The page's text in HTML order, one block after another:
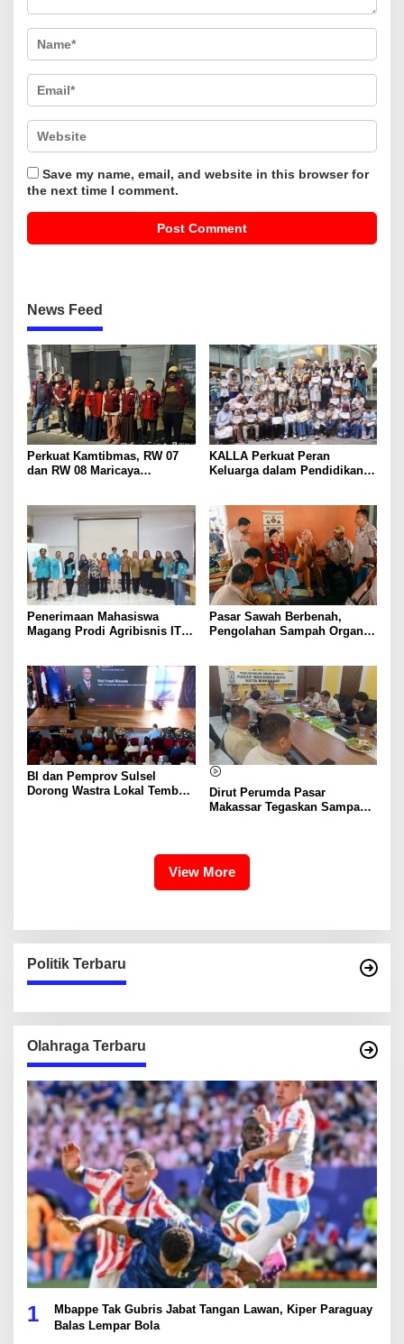
Save my name, email, and website in this browser for
the next time I comment.
News Feed
Perkuat Kamtibmas, RW 07
dan RW 08 Maricaya
KALLA Perkuat Peran
Keluarga dalam Pendidikan
Penerimaan Mahasiswa
Magang Prodi Agribisnis ITP
Program MBKM
Pasar Sawah Berbenah,
Pengolahan Sampah Organik
BI dan Pemprov Sulsel
Dorong Wastra Lokal Tembus
Dirut Perumda Pasar
Makassar Tegaskan Sampah
View More
Politik Terbaru
Olahraga Terbaru
1
Mbappe Tak Gubris Jabat Tangan Lawan, Kiper Paraguay
Balas Lempar Bola